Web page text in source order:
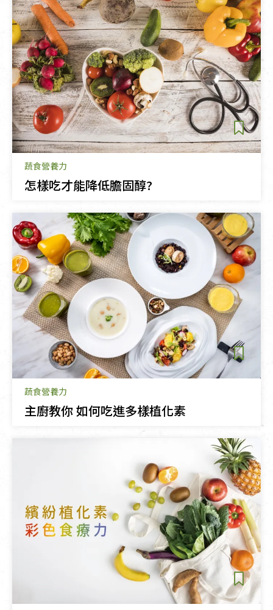
蔬食營養力
怎樣吃才能降低膽固醇?
蔬食營養力
主廚教你 如何吃進多樣植化素